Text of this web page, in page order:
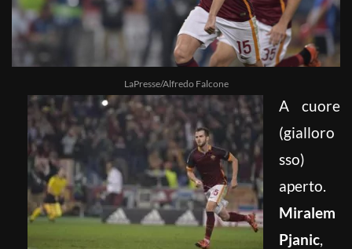
LaPresse/Alfredo Falcone
A cuore
(gialloro
sso)
aperto.
Miralem
Pjanic,